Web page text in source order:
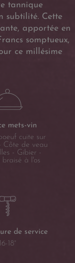
tannique
subtilité. Cette
apportée en
somptueux,
ce millésime
mets-vin
cuite sur
Côte de veau
- Gibier -
braisé à l'os
de service
16-18°